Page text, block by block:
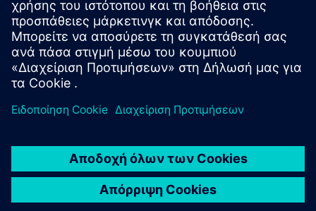
Πύλη SiePortal
Ρεϊρόλ 7SR45 στο SiePortal